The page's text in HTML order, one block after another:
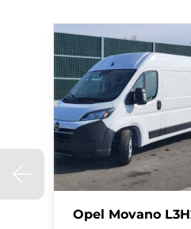
• Opel Movano L3
• Silnik: 2.2 140KM
• Skrzynia biegów:
• Dopuszczalna
• Forma sprzedaży:
STAN TECHNICZNY
• Data 1 rejestracji:
• VIN:
Opel Movano